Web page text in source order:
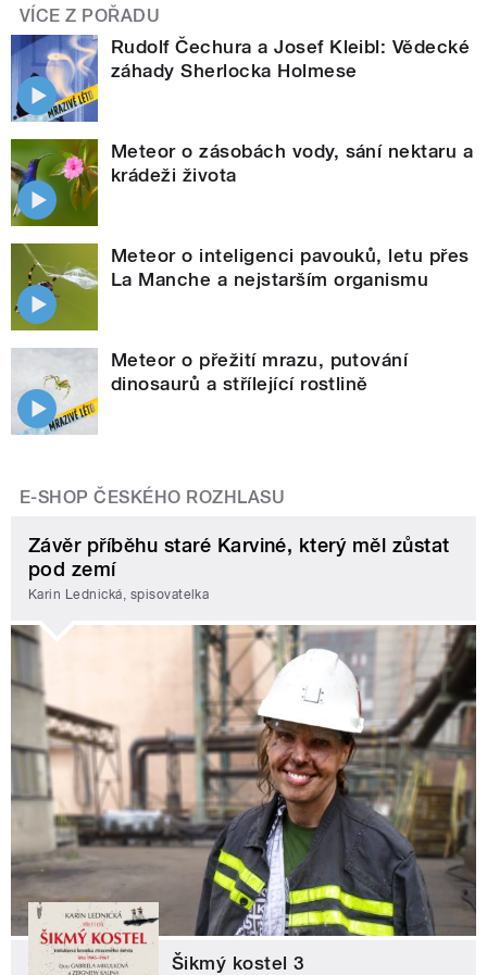
VÍCE Z POŘADU
Rudolf Čechura a Josef Kleibl: Vědecké
záhady Sherlocka Holmese
Meteor o zásobách vody, sání nektaru a
krádeži života
Meteor o inteligenci pavouků, letu přes
La Manche a nejstarším organismu
Meteor o přežití mrazu, putování
dinosaurů a střílející rostlině
E-SHOP ČESKÉHO ROZHLASU
Závěr příběhu staré Karviné, který měl zůstat
pod zemí
Karin Lednická, spisovatelka
Šikmý kostel 3